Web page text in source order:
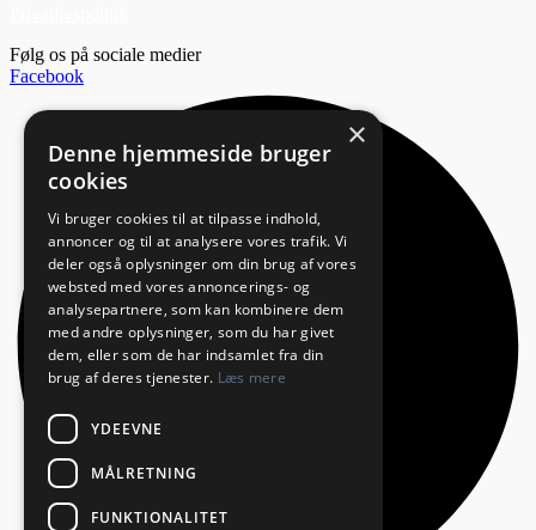
Følg os på sociale medier
Facebook
×
Denne hjemmeside bruger
cookies
Vi bruger cookies til at tilpasse indhold,
annoncer og til at analysere vores trafik. Vi
deler også oplysninger om din brug af vores
websted med vores annoncerings- og
analysepartnere, som kan kombinere dem
med andre oplysninger, som du har givet
dem, eller som de har indsamlet fra din
brug af deres tjenester. Læs mere
YDEEVNE
MÅLRETNING
FUNKTIONALITET